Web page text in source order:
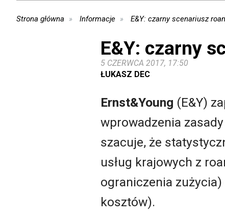
Strona główna Informacje E&Y: czarny scenariusz
E&Y: czarny
5 CZERWCA 2017, 17:50
ŁUKASZ DEC
Ernst&Young (E&Y)
wprowadzenia zasady
szacuje, że
usług krajowych z
ograniczenia
kosztów).